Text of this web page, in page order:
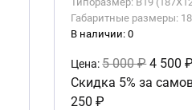
Габаритные размеры:
В наличии: 0
Цена:5 000 ₽ 4 500 ₽
Скидка 5% за
250 ₽